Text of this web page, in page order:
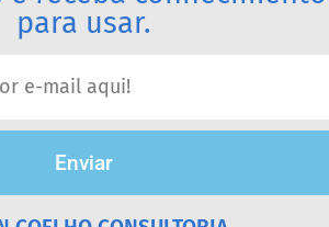
para usar.
Enviar